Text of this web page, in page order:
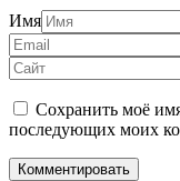
Имя
Сохранить моё
последующих моих